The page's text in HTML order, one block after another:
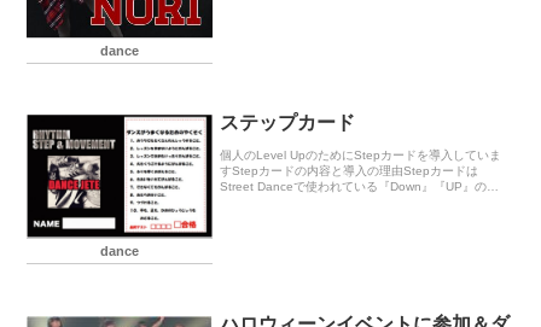
dance
dance
ステップカード
個人のLevel UpのためにStepカードを導入していま
すStepカードの内容と導入の理由Stepカードは
Street Danceで使われている『Down』『UP』のリ